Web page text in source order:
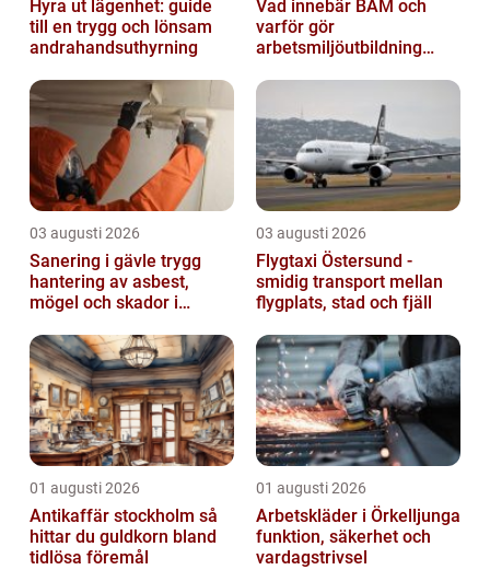
Hyra ut lägenhet: guide
till en trygg och lönsam
andrahandsuthyrning
Vad innebär BAM och
varför gör
arbetsmiljöutbildning
03 augusti 2026
Sanering i gävle trygg
hantering av asbest,
mögel och skador i
03 augusti 2026
Flygtaxi Östersund -
smidig transport mellan
flygplats, stad och fjäll
01 augusti 2026
Antikaffär stockholm så
hittar du guldkorn bland
tidlösa föremål
01 augusti 2026
Arbetskläder i Örkelljunga
funktion, säkerhet och
vardagstrivsel